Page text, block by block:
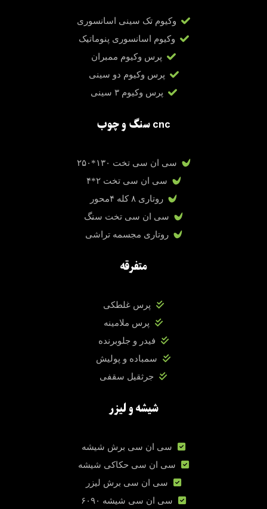
وکیوم تک سینی اسانسوری
وکیوم اسانسوری پنوماتیک
پرس وکیوم ممبران
پرس وکیوم دو سینی
پرس وکیوم ۳ سینی
cnc سنگ و چوب
سی ان سی تخت ۱۳۰*۲۵۰
سی ان سی تخت ۲*۴
روتاری ۸ کله ۴محور
سی ان سی تخت سنگ
روتاری مجسمه تراشی
متفرقه
پرس غلطکی
پرس ملامینه
فیدر و جلوبرنده
سمباده و پولیش
جرثقیل سقفی
شیشه و لیزر
سی ان سی برش شیشه
سی ان سی حکاکی شیشه
سی ان سی برش لیزر
سی ان سی شیشه ۶۰۹۰